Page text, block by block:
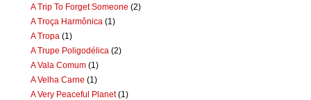
A Trip To Forget Someone (2)
A Troça Harmônica (1)
A Tropa (1)
A Trupe Poligodélica (2)
A Vala Comum (1)
A Velha Carne (1)
A Very Peaceful Planet (1)